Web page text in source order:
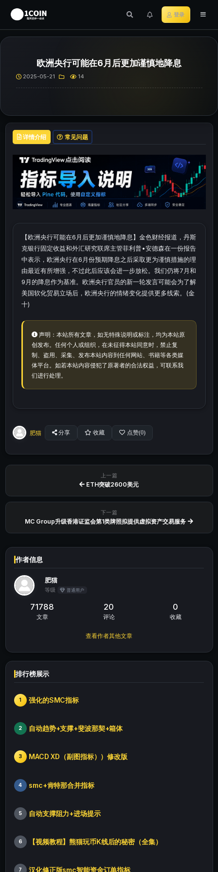
登录
欧洲央行可能在6月后更加谨慎地降息
2025-05-21 14
详情介绍 常见问题
【欧洲央行可能在6月后更加谨慎地降息】金色财经报道，丹斯
克银行固定收益和外汇研究联席主管菲利普•安德森在一份报告
中表示，欧洲央行在6月份预期降息之后采取更为谨慎措施的理
由最近有所增强，不过此后应该会进一步放松。我们仍将7月和
9月的降息作为基准。欧洲央行官员的新一轮发言可能会为了解
美国软化贸易立场后，欧洲央行的情绪变化提供更多线索。(金
十)
声明：本站所有文章，如无特殊说明或标注，均为本站原
创发布。任何个人或组织，在未征得本站同意时，禁止复
制、盗用、采集、发布本站内容到任何网站、书籍等各类媒
体平台。如若本站内容侵犯了原著者的合法权益，可联系我
们进行处理。
肥猫 分享 收藏 点赞(0)
上一篇
ETH突破2600美元
下一篇
MC Group升级香港证监会第1类牌照拟提供虚拟资产交易服务
作者信息
肥猫
等级 普通用户
71788
文章
20
评论
0
收藏
查看作者其他文章
排行榜展示
1 强化的SMC指标
2 自动趋势+支撑+斐波那契+箱体
3 MACD XD（副图指标））修改版
4 smc+肯特那合并指标
5 自动支撑阻力+进场提示
6 【视频教程】熊猫玩币K线后的秘密（全集）
7 汉化修正版smc智能资金订单指标